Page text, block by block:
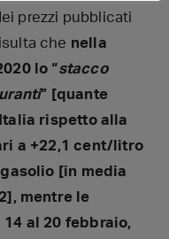
prezzi pubblicati
che nella
lo “stacco
” [quante
rispetto alla
a +22,1 cent/litro
[in media
mentre le
al 20 febbraio,